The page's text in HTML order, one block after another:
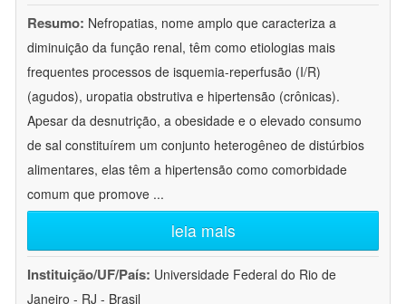
Resumo: Nefropatias, nome amplo que caracteriza a
diminuição da função renal, têm como etiologias mais
frequentes processos de isquemia-reperfusão (I/R)
(agudos), uropatia obstrutiva e hipertensão (crônicas).
Apesar da desnutrição, a obesidade e o elevado consumo
de sal constituírem um conjunto heterogêneo de distúrbios
alimentares, elas têm a hipertensão como comorbidade
comum que promove ...
leia mais
Instituição/UF/País: Universidade Federal do Rio de
Janeiro - RJ - Brasil